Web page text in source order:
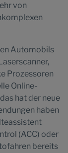
von
Automobils
Prozessoren
Online-
hat der neue
haben
(ACC) oder
bereits